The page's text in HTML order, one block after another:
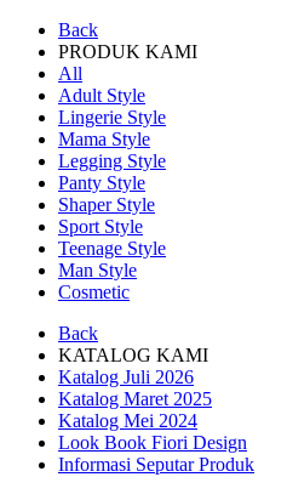
Back
PRODUK KAMI
All
Adult Style
Lingerie Style
Mama Style
Legging Style
Panty Style
Shaper Style
Sport Style
Teenage Style
Man Style
Cosmetic
Back
KATALOG KAMI
Katalog Juli 2026
Katalog Maret 2025
Katalog Mei 2024
Look Book Fiori Design
Informasi Seputar Produk